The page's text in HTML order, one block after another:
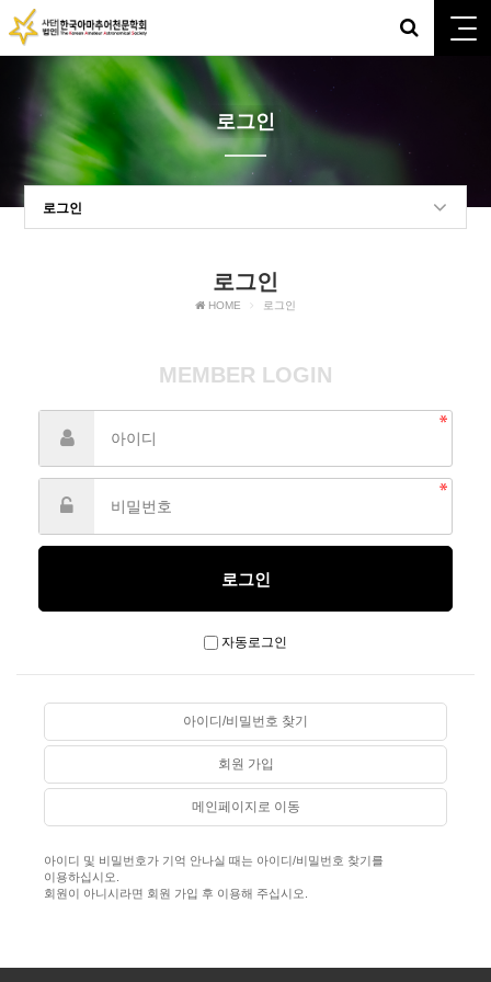
로그인
로그인
로그인
HOME 로그인
MEMBER LOGIN
자동로그인
아이디/비밀번호 찾기
회원 가입
메인페이지로 이동
아이디 및 비밀번호가 기억 안나실 때는 아이디/비밀번호 찾기를
이용하십시오.
회원이 아니시라면 회원 가입 후 이용해 주십시오.